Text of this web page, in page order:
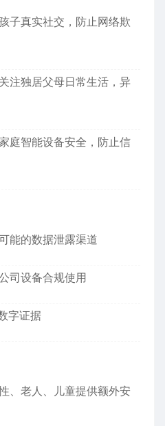
子真实社交，防止网络欺
注独居父母日常生活，异
庭智能设备安全，防止信
能的数据泄露渠道
司设备合规使用
字证据
、老人、儿童提供额外安